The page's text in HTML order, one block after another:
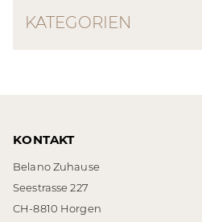
KATEGORIEN
KONTAKT
Belano Zuhause
Seestrasse 227
CH-8810 Horgen